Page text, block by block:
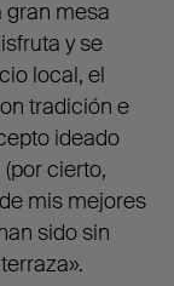
gran mesa
y se
local, el
tradición e
ideado
cierto,
mis mejores
sido sin
».